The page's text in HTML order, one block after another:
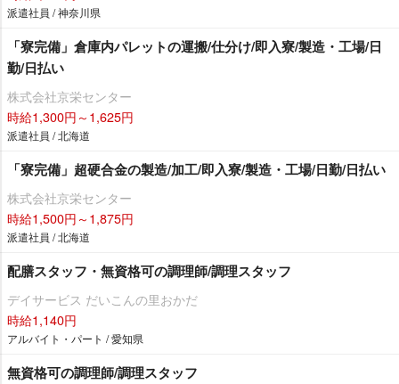
派遣社員 / 神奈川県
「寮完備」倉庫内パレットの運搬/仕分け/即入寮/製造・工場/日
勤/日払い
株式会社京栄センター
時給1,300円～1,625円
派遣社員 / 北海道
「寮完備」超硬合金の製造/加工/即入寮/製造・工場/日勤/日払い
株式会社京栄センター
時給1,500円～1,875円
派遣社員 / 北海道
配膳スタッフ・無資格可の調理師/調理スタッフ
デイサービス だいこんの里おかだ
時給1,140円
アルバイト・パート / 愛知県
無資格可の調理師/調理スタッフ